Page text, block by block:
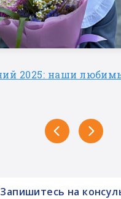
на
2025: наши